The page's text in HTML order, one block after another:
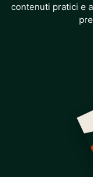
contenuti pratici e